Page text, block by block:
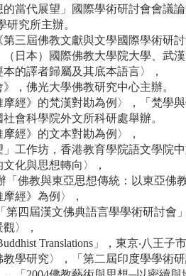
當代展望」國際學術研討會會議論
研究所主辦。
三屆佛教文獻與文學國際學術研討
日本）國際佛教大學院大學、武
的譯者歸屬及其底本語言〉，
，佛光大學佛教研究中心主辦。
經》的梵漢對勘為例〉，「梵學與
會科學院外文所科研處舉辦。
經》的文本對勘為例〉，
工作坊，香港教育學院語文學院
化與思想轉向〉，
佛教與東亞思想傳統：以東亞佛教
經》為例〉，
四屆漢文佛典語言學學術研討會
〉，
Translations」，東京‧八王
學研究〉，「第二屆印度學學術